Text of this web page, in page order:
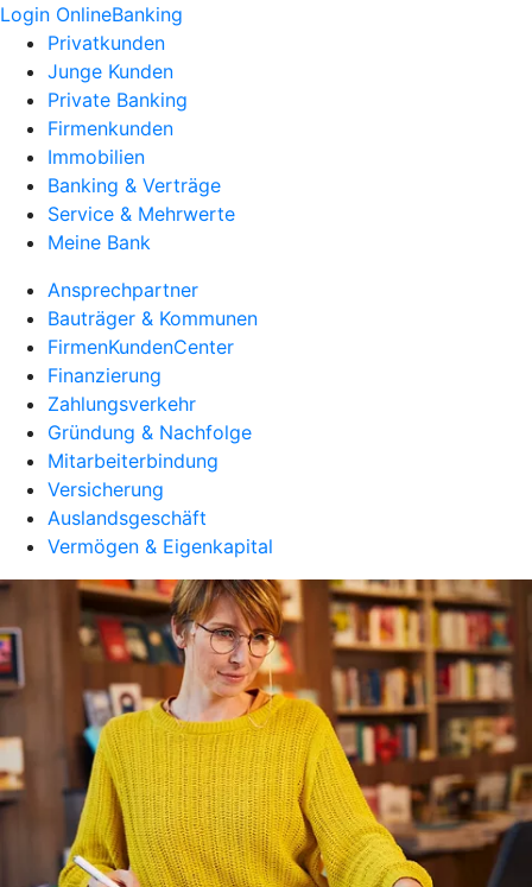
Login OnlineBanking
Privatkunden
Junge Kunden
Private Banking
Firmenkunden
Immobilien
Banking & Verträge
Service & Mehrwerte
Meine Bank
Ansprechpartner
Bauträger & Kommunen
FirmenKundenCenter
Finanzierung
Zahlungsverkehr
Gründung & Nachfolge
Mitarbeiterbindung
Versicherung
Auslandsgeschäft
Vermögen & Eigenkapital